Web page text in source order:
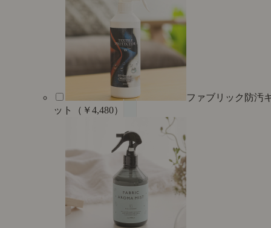
ファブリック防汚
ット（￥4,480）